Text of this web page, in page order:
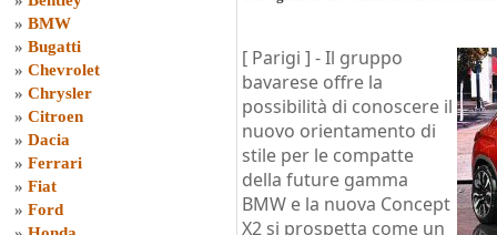
» BMW
» Bugatti
» Chevrolet
» Chrysler
» Citroen
» Dacia
» Ferrari
» Fiat
» Ford
[ Parigi ] -Il gruppo
bavarese offre la
possibilità di conoscere il
nuovo orientamento di
stile per le compatte
della future gamma
BMW e la nuova Concept
X2 si prospetta come un